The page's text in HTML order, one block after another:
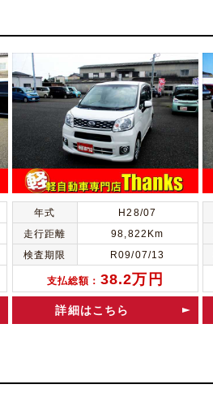
年式
H28/07
走行距離
98,822Km
検査期限
R09/07/13
支払総額： 38.2万円
詳細はこちら